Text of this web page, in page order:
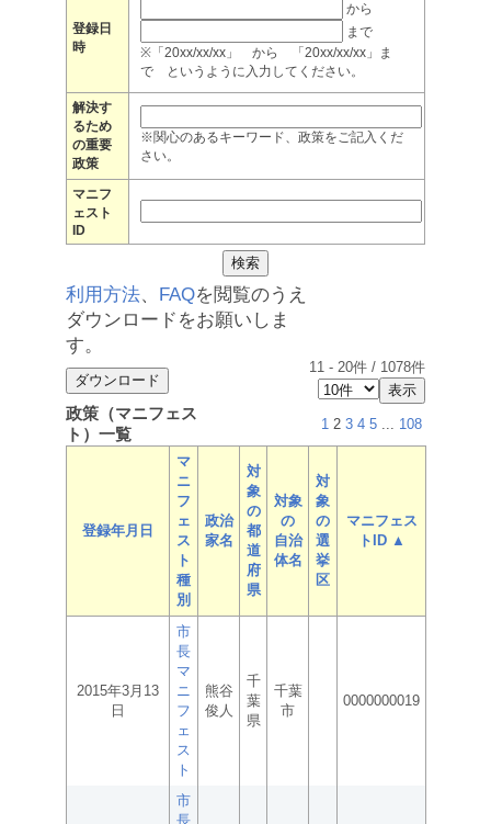
登録日
時
から
まで
※「20xx/xx/xx」 から 「20xx/xx/xx」ま
で というように入力してください。
解決す
るため
の重要
政策
※関心のあるキーワード、政策をご記入くだ
さい。
マニフ
ェスト
ID
利用方法、 FAQを閲覧のうえ
ダウンロードをお願いしま
す。
11 - 20件 / 1078件
政策（マニフェス
ト）一覧
1 2 3 4 5 ... 108
登録年月日
マ
ニ
フ
ェ
ス
ト
種
別
政治
家名
対
象
の
都
道
府
県
対象
の
自治
体名
対
象
の
選
挙
区
マニフェス
トID ▲
2015年3月13
日
市
長
マ
ニ
フ
ェ
ス
ト
熊谷
俊人
千
葉
県
千葉
市
0000000019
市
長